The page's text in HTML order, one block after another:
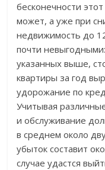
бесконечности
может, а уже при
недвижимость до
почти
указанных выше,
квартиры за год
удорожание по
Учитывая
и обслуживание
в среднем около
убыток составит
случае удастся